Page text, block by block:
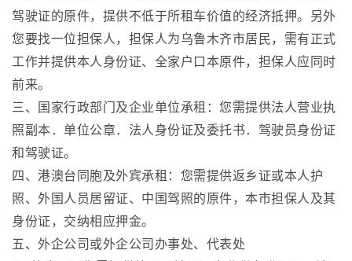
驾驶证的原件，提供不低于所租车价值的经济抵押。另外
您要找一位担保人，担保人为乌鲁木齐市居民，需有正式
工作并提供本人身份证、全家户口本原件，担保人应同时
前来。
三、国家行政部门及企业单位承租：您需提供法人营业执
照副本．单位公章．法人身份证及委托书．驾驶员身份证
和驾驶证。
四、港澳台同胞及外宾承租：您需提供返乡证或本人护
照、外国人员居留证、中国驾照的原件，本市担保人及其
身份证，交纳相应押金。
五、外企公司或外企公司办事处、代表处